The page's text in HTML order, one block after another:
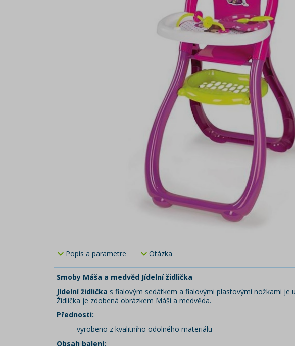
Popis a parametre Otázka
Smoby Máša a medvěd Jídelní židlička
Jídelní židlička s fialovým sedátkem a fialovými plastovými nožkami je
Židlička je zdobená obrázkem Máši a medvěda.
Přednosti:
vyrobeno z kvalitního odolného materiálu
Obsah balení: